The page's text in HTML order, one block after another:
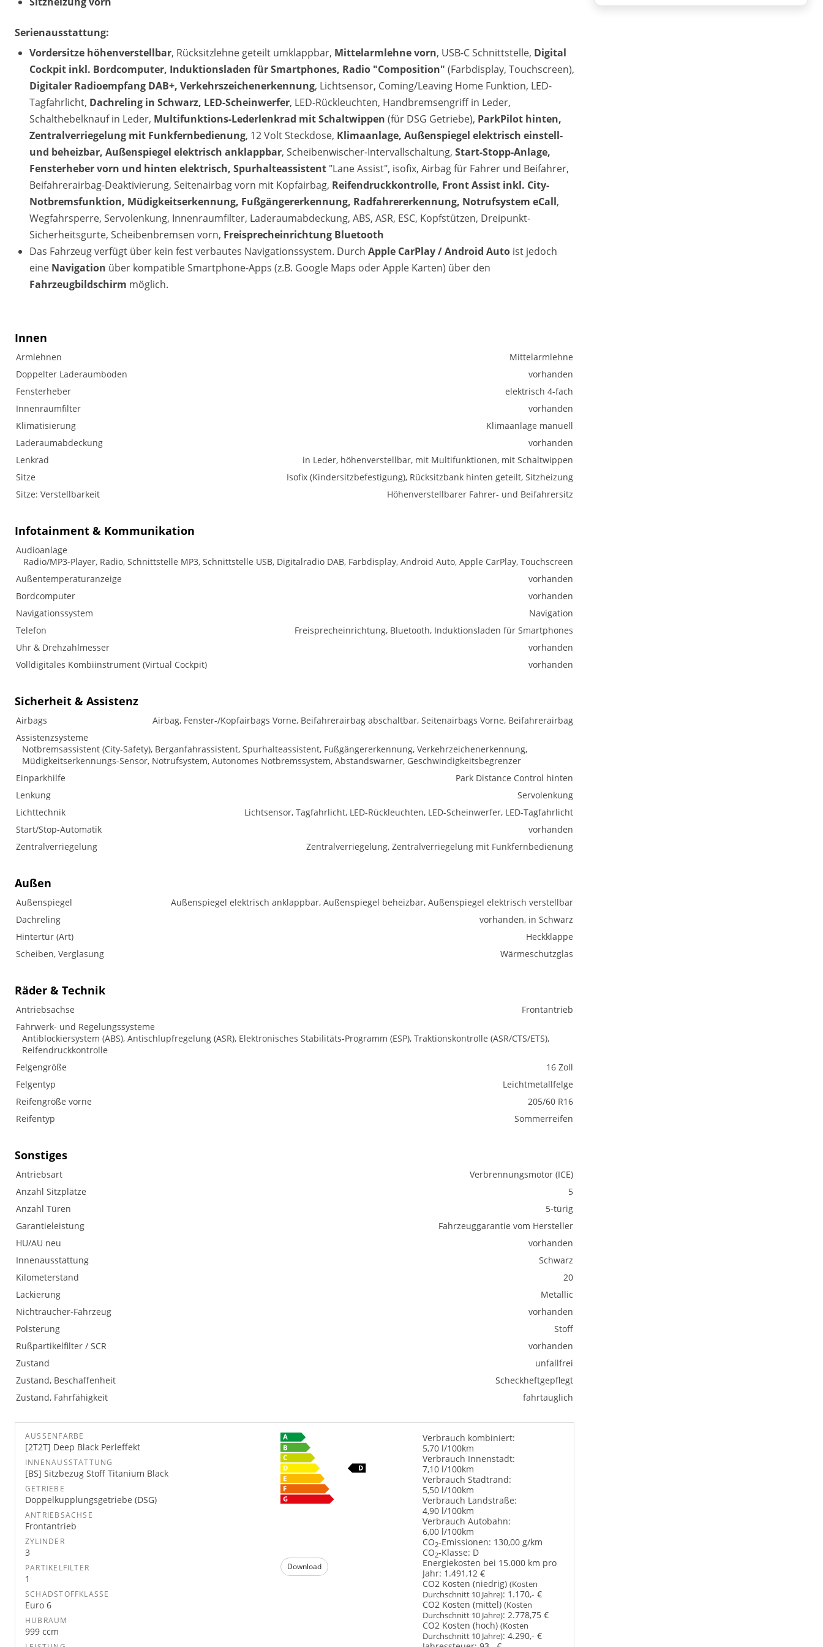
Serienausstattung:
Vordersitze höhenverstellbar, Rücksitzlehne geteilt umklappbar, Mittelarmlehne vorn, USB-C Schnittstelle, Digital
Cockpit inkl. Bordcomputer, Induktionsladen für Smartphones, Radio "Composition" (Farbdisplay, Touchscreen),
Digitaler Radioempfang DAB+, Verkehrszeichenerkennung, Lichtsensor, Coming/Leaving Home Funktion, LED-
Tagfahrlicht, Dachreling in Schwarz, LED-Scheinwerfer, LED-Rückleuchten, Handbremsengriff in Leder,
Schalthebelknauf in Leder, Multifunktions-Lederlenkrad mit Schaltwippen (für DSG Getriebe), ParkPilot hinten,
Zentralverriegelung mit Funkfernbedienung, 12 Volt Steckdose, Klimaanlage, Außenspiegel elektrisch einstell-
und beheizbar, Außenspiegel elektrisch anklappbar, Scheibenwischer-Intervallschaltung, Start-Stopp-Anlage,
Fensterheber vorn und hinten elektrisch, Spurhalteassistent "Lane Assist", isofix, Airbag für Fahrer und Beifahrer,
Beifahrerairbag-Deaktivierung, Seitenairbag vorn mit Kopfairbag, Reifendruckkontrolle, Front Assist inkl. City-
Notbremsfunktion, Müdigkeitserkennung, Fußgängererkennung, Radfahrererkennung, Notrufsystem eCall,
Wegfahrsperre, Servolenkung, Innenraumfilter, Laderaumabdeckung, ABS, ASR, ESC, Kopfstützen, Dreipunkt-
Sicherheitsgurte, Scheibenbremsen vorn, Freisprecheinrichtung Bluetooth
Das Fahrzeug verfügt über kein fest verbautes Navigationssystem. Durch Apple CarPlay / Android Auto ist jedoch
eine Navigation über kompatible Smartphone-Apps (z.B. Google Maps oder Apple Karten) über den
Fahrzeugbildschirm möglich.
Innen
Armlehnen
Mittelarmlehne
Doppelter Laderaumboden
vorhanden
Fensterheber
elektrisch 4-fach
Innenraumfilter
vorhanden
Klimatisierung
Klimaanlage manuell
Laderaumabdeckung
vorhanden
Lenkrad
in Leder, höhenverstellbar, mit Multifunktionen, mit Schaltwippen
Sitze
Isofix (Kindersitzbefestigung), Rücksitzbank hinten geteilt, Sitzheizung
Sitze: Verstellbarkeit
Höhenverstellbarer Fahrer- und Beifahrersitz
Infotainment & Kommunikation
Audioanlage
Radio/MP3-Player, Radio, Schnittstelle MP3, Schnittstelle USB, Digitalradio DAB, Farbdisplay, Android Auto, Apple CarPlay, Touchscreen
Außentemperaturanzeige
vorhanden
Bordcomputer
vorhanden
Navigationssystem
Navigation
Telefon
Freisprecheinrichtung, Bluetooth, Induktionsladen für Smartphones
Uhr & Drehzahlmesser
vorhanden
Volldigitales Kombiinstrument (Virtual Cockpit)
vorhanden
Sicherheit & Assistenz
Airbags
Airbag, Fenster-/Kopfairbags Vorne, Beifahrerairbag abschaltbar, Seitenairbags Vorne, Beifahrerairbag
Assistenzsysteme
Notbremsassistent (City-Safety), Berganfahrassistent, Spurhalteassistent, Fußgängererkennung, Verkehrzeichenerkennung,
Müdigkeitserkennungs-Sensor, Notrufsystem, Autonomes Notbremssystem, Abstandswarner, Geschwindigkeitsbegrenzer
Einparkhilfe
Park Distance Control hinten
Lenkung
Servolenkung
Lichttechnik
Lichtsensor, Tagfahrlicht, LED-Rückleuchten, LED-Scheinwerfer, LED-Tagfahrlicht
Start/Stop-Automatik
vorhanden
Zentralverriegelung
Zentralverriegelung, Zentralverriegelung mit Funkfernbedienung
Außen
Außenspiegel
Außenspiegel elektrisch anklappbar, Außenspiegel beheizbar, Außenspiegel elektrisch verstellbar
Dachreling
vorhanden, in Schwarz
Hintertür (Art)
Heckklappe
Scheiben, Verglasung
Wärmeschutzglas
Räder & Technik
Antriebsachse
Frontantrieb
Fahrwerk- und Regelungssysteme
Antiblockiersystem (ABS), Antischlupfregelung (ASR), Elektronisches Stabilitäts-Programm (ESP), Traktionskontrolle (ASR/CTS/ETS),
Reifendruckkontrolle
Felgengröße
16 Zoll
Felgentyp
Leichtmetallfelge
Reifengröße vorne
205/60 R16
Reifentyp
Sommerreifen
Sonstiges
Antriebsart
Verbrennungsmotor (ICE)
Anzahl Sitzplätze
5
Anzahl Türen
5-türig
Garantieleistung
Fahrzeuggarantie vom Hersteller
HU/AU neu
vorhanden
Innenausstattung
Schwarz
Kilometerstand
20
Lackierung
Metallic
Nichtraucher-Fahrzeug
vorhanden
Polsterung
Stoff
Rußpartikelfilter / SCR
vorhanden
Zustand
unfallfrei
Zustand, Beschaffenheit
Scheckheftgepflegt
Zustand, Fahrfähigkeit
fahrtauglich
AUSSENFARBE
[2T2T] Deep Black Perleffekt
INNENAUSSTATTUNG
[BS] Sitzbezug Stoff Titanium Black
GETRIEBE
Doppelkupplungsgetriebe (DSG)
ANTRIEBSACHSE
Frontantrieb
ZYLINDER
3
PARTIKELFILTER
1
SCHADSTOFFKLASSE
Euro 6
HUBRAUM
999 ccm
Verbrauch kombiniert:
5,70 l/100km
Verbrauch Innenstadt:
7,10 l/100km
Verbrauch Stadtrand:
5,50 l/100km
Verbrauch Landstraße:
4,90 l/100km
Verbrauch Autobahn:
6,00 l/100km
CO2-Emissionen: 130,00 g/km
CO2-Klasse: D
Download
Energiekosten bei 15.000 km pro
Jahr: 1.491,12 €
CO2 Kosten (niedrig) (Kosten
Durchschnitt 10 Jahre): 1.170,- €
CO2 Kosten (mittel) (Kosten
Durchschnitt 10 Jahre): 2.778,75 €
CO2 Kosten (hoch) (Kosten
Durchschnitt 10 Jahre): 4.290,- €